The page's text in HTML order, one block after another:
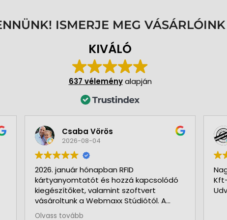
ISMERJE MEG
KIVÁLÓ
637 véleményalapján
Csaba Vörös
2026-08-04
2026. január hónapban RFID
kártyanyomtatót és hozzá kapcsolódó
kiegészítőket, valamint szoftvert
vásároltunk a Webmaxx Stúdiótól. A
beszerzés megkezdése előtt segítettek
Olvass tovább